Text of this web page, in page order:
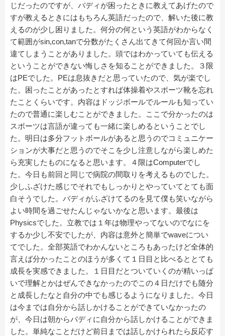
じだったのですが、バディが困ったときに教えてあげたので
すが教えるときにはもちろん英語だったので、解いた後に教
えるのが少し困りました。何分の何という英語がわからなく
て範囲がsin,con,tanで分数がたくさん出てきて何回か言い間
違てしまうことがありました。頭ではわかっていても伝える
ということができない悔しさを知ることができました。３限
はPEでした。PEは息抜きだと思っていたので、気が楽でし
た。困ったことがあったとすれば体操着やスポーツ靴を忘れ
たことくらいです。内容はドッジボールでルールも知ってい
たので普通に楽しむことができました。ここで分かったのは
スポーツは言語が違っても一緒に楽しめるということでし
た。明日は多分フットボールがあると思うのでコミュニケー
ションが大事だと思うのでそこを少し注意しながら楽しめた
ら充実したものになると思います。４限はComputerでし
た。今日も前回と同じで病院の間取りを考えるものでした。
少しふざけた感じでそれでもしっかりとやっていてとても面
白そうでした。バディがふざけてるのを見て僕も笑いながら
よい時間を過ごせたんじゃないかなと思います。最後は
Physicsでした。立教では１年は物理やってないのでなにを
するか少し不安でしたが、内容は意外と簡単でwaveについ
てでした。全部英語でわかんないところもあったけど全体的
言えば分かったことのほうが多くて１日目と比べるととても
成長を実感できました。１日目だとついていくのが精いっぱ
いで理解とかはぜんできなかったのでこの４日だけでも随分
と成長したなと自分の中でも感じるようになりました。今日
は今までは自分から話しかけることができていなかったの
が、今日は朝からバディに自分から話しかけることができま
した。単純なことだけど前日までは話しかけられたら反応す